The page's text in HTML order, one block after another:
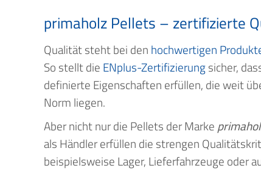
primaholz Pellets – zertifizierte
Qualität steht bei den hochwertigen
So stellt die ENplus-Zertifizierungsicher,
definierte Eigenschaften erfüllen, die weit
Norm liegen.
Aber nicht nur die Pellets der Marke
als Händler erfüllen die strengen
beispielsweise Lager, Lieferfahrzeuge oder